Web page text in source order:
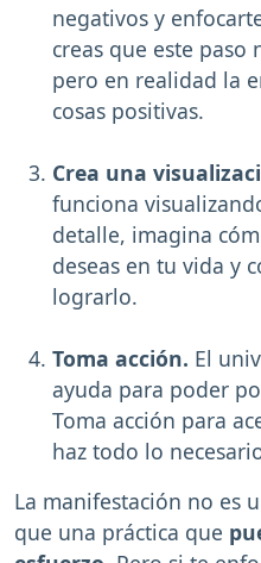
negativos y
creas que este
pero en realidad la
cosas positivas.
Crea una
funciona
detalle, imagina
deseas en tu vida y
lograrlo.
Toma acción. El
ayuda para poder
Toma acción para
haz todo lo
La manifestación no es
que una práctica que